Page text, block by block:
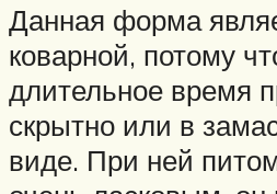
Данная форма
коварной, потому
длительное время
скрытно или в
виде. При ней